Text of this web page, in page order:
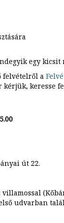
egy
felvételről a
keresse
út 22.
villamossal
udvarban